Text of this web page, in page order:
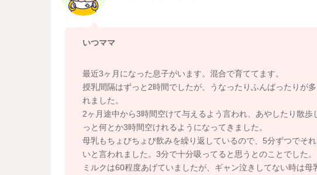
いつママ
最近3ヶ月になった息子がいます。混合で育ててます。
授乳間隔はずっと2時間でしたが、うなったりふんばったりが
れました。
2ヶ月途中から3時間空けて与えるよう言われ、あやしたり散
っと何とか3時間空けれるようになってきました。
母乳もちょびちょび飲みを繰り返しているので、5分ずつでそ
いと言われました。3分で十分吸ってると思うとのことでした。
ミルクは60程度あげていましたが、ギャン泣きしてない時は